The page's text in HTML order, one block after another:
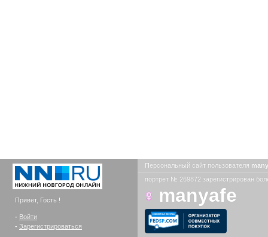
Привет, Гость !
- Войти
- Зарегистрироваться
Персональный сайт пользователя
портрет № 269872 зарегистрирован
manyafe